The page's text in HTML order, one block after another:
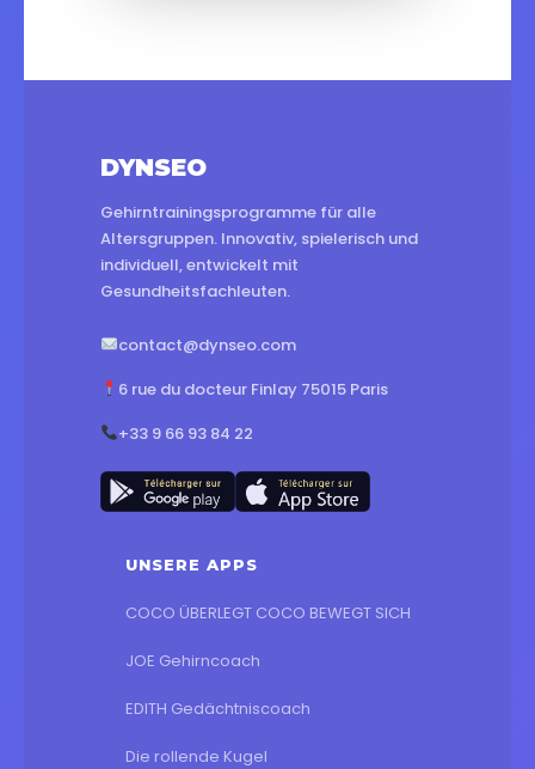
DYNSEO
Gehirntrainingsprogramme für alle
Altersgruppen. Innovativ, spielerisch und
individuell, entwickelt mit
Gesundheitsfachleuten.
contact@dynseo.com
6 rue du docteur Finlay 75015 Paris
+33 9 66 93 84 22
UNSERE APPS
COCO ÜBERLEGT COCO BEWEGT SICH
JOE Gehirncoach
EDITH Gedächtniscoach
Die rollende Kugel